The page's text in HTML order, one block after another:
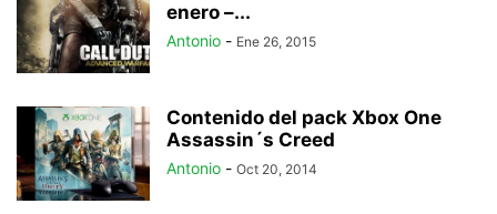
enero –...
Antonio - Ene 26, 2015
Contenido del pack Xbox One
Assassin´s Creed
Antonio - Oct 20, 2014